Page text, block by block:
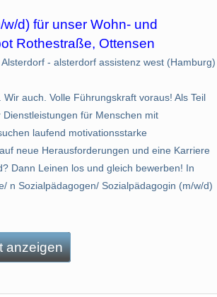
d) für unser Wohn- und
Rothestraße, Ottensen
- alsterdorf assistenz west (Hamburg)
auch. Volle Führungskraft voraus! Als Teil
für Menschen mit
laufend motivationsstarke
neue Herausforderungen und eine Karriere
Dann Leinen los und gleich bewerben! In
n Sozialpädagogen/ Sozialpädagogin (m/w/d)
anzeigen